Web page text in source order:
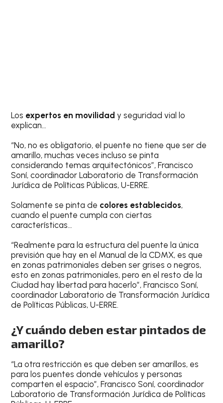
Los expertos en movilidad y seguridad vial lo
explican…
“No, no es obligatorio, el puente no tiene que ser de
amarillo, muchas veces incluso se pinta
considerando temas arquitectónicos”, Francisco
Soní, coordinador Laboratorio de Transformación
Jurídica de Políticas Públicas, U-ERRE.
Solamente se pinta de colores establecidos,
cuando el puente cumpla con ciertas
características…
“Realmente para la estructura del puente la única
previsión que hay en el Manual de la CDMX, es que
en zonas patrimoniales deben ser grises o negros,
esto en zonas patrimoniales, pero en el resto de la
Ciudad hay libertad para hacerlo”, Francisco Soní,
coordinador Laboratorio de Transformación Jurídica
de Políticas Públicas, U-ERRE.
¿Y cuándo deben estar pintados de
amarillo?
“La otra restricción es que deben ser amarillos, es
para los puentes donde vehículos y personas
comparten el espacio”, Francisco Soní, coordinador
Laboratorio de Transformación Jurídica de Políticas